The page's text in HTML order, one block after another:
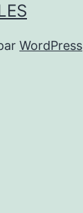
WordPress